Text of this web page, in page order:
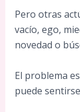
Pero otras
vacío, ego,
novedad o
El problema
puede